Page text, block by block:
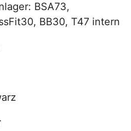
BSA73,
BB30, T47 intern